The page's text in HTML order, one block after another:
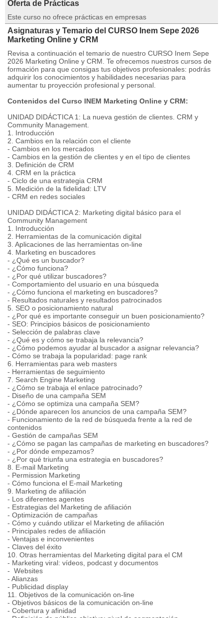
Oferta de Prácticas
Este curso no ofrece prácticas en empresas
Asignaturas y Temario del CURSO Inem Sepe 2026
Marketing Online y CRM
Revisa a continuación el temario de nuestro CURSO Inem Sepe
2026 Marketing Online y CRM. Te ofrecemos nuestros cursos de
formación para que consigas tus objetivos profesionales: podrás
adquirir los conocimientos y habilidades necesarias para
aumentar tu proyección profesional y personal.
Contenidos del Curso INEM Marketing Online y CRM:
UNIDAD DIDÁCTICA 1: La nueva gestión de clientes. CRM y
Community Management.
1. Introducción
2. Cambios en la relación con el cliente
- Cambios en los mercados
- Cambios en la gestión de clientes y en el tipo de clientes
3. Definición de CRM
4. CRM en la práctica
- Ciclo de una estrategia CRM
5. Medición de la fidelidad: LTV
- CRM en redes sociales
UNIDAD DIDÁCTICA 2: Marketing digital básico para el
Community Management
1. Introducción
2. Herramientas de la comunicación digital
3. Aplicaciones de las herramientas on-line
4. Marketing en buscadores
- ¿Qué es un buscador?
- ¿Cómo funciona?
- ¿Por qué utilizar buscadores?
- Comportamiento del usuario en una búsqueda
- ¿Cómo funciona el marketing en buscadores?
- Resultados naturales y resultados patrocinados
5. SEO o posicionamiento natural
- ¿Por qué es importante conseguir un buen posicionamiento?
- SEO: Principios básicos de posicionamiento
- Selección de palabras clave
- ¿Qué es y cómo se trabaja la relevancia?
- ¿Cómo podemos ayudar al buscador a asignar relevancia?
- Cómo se trabaja la popularidad: page rank
6. Herramientas para web masters
- Herramientas de seguimiento
7. Search Engine Marketing
- ¿Cómo se trabaja el enlace patrocinado?
- Diseño de una campaña SEM
- ¿Cómo se optimiza una campaña SEM?
- ¿Dónde aparecen los anuncios de una campaña SEM?
- Funcionamiento de la red de búsqueda frente a la red de
contenidos
- Gestión de campañas SEM
- ¿Cómo se pagan las campañas de marketing en buscadores?
- ¿Por dónde empezamos?
- ¿Por qué triunfa una estrategia en buscadores?
8. E-mail Marketing
- Permission Marketing
- Cómo funciona el E-mail Marketing
9. Marketing de afiliación
- Los diferentes agentes
- Estrategias del Marketing de afiliación
- Optimización de campañas
- Cómo y cuándo utilizar el Marketing de afiliación
- Principales redes de afiliación
- Ventajas e inconvenientes
- Claves del éxito
10. Otras herramientas del Marketing digital para el CM
- Marketing viral: vídeos, podcast y documentos
- Websites
- Alianzas
- Publicidad display
11. Objetivos de la comunicación on-line
- Objetivos básicos de la comunicación on-line
- Cobertura y afinidad